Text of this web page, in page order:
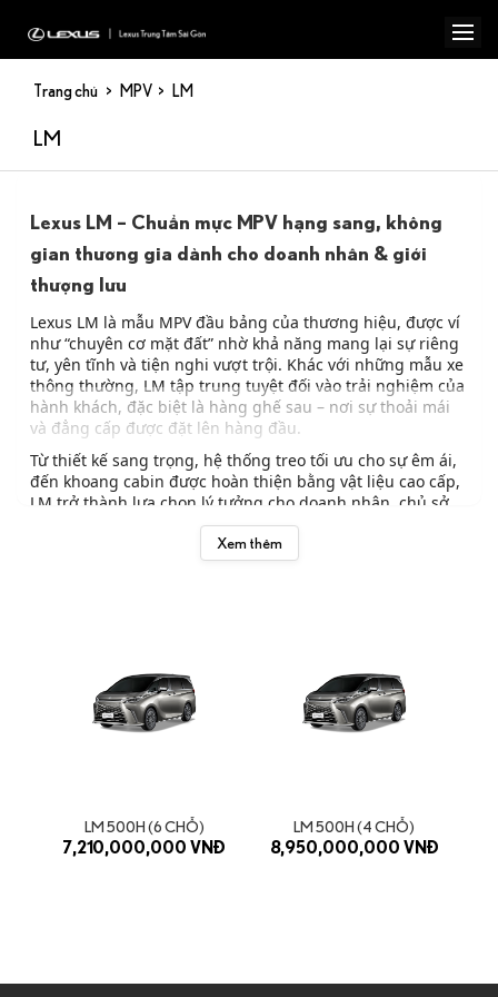
LM
Trang chủ MPV LM
Lexus LM – Chuẩn mực MPV hạng sang, không
gian thương gia dành cho doanh nhân & giới
thượng lưu
Lexus LM là mẫu MPV đầu bảng của thương hiệu, được ví
như “chuyên cơ mặt đất” nhờ khả năng mang lại sự riêng
tư, yên tĩnh và tiện nghi vượt trội. Khác với những mẫu xe
thông thường, LM tập trung tuyệt đối vào trải nghiệm của
hành khách, đặc biệt là hàng ghế sau – nơi sự thoải mái
và đẳng cấp được đặt lên hàng đầu.
Từ thiết kế sang trọng, hệ thống treo tối ưu cho sự êm ái,
đến khoang cabin được hoàn thiện bằng vật liệu cao cấp,
LM trở thành lựa chọn lý tưởng cho doanh nhân, chủ sở
hữu đẳng cấp và giới thượng lưu cần một không gian di
chuyển thật sự thư giãn và đẳng cấp.
thoải mái và rộng rãi.
LM 500h (4 chỗ – VIP) – 8.950.000.000 VNĐ:Khoang
thương gia riêng tư với vách ngăn, ghế VIP và tiện
Điểm nổi bật của dòng Lexus LM
Xem thêm
LM 500H (6 CHỖ)
7,210,000,000 VNĐ
LM 500H (4 CHỖ)
8,950,000,000 VNĐ